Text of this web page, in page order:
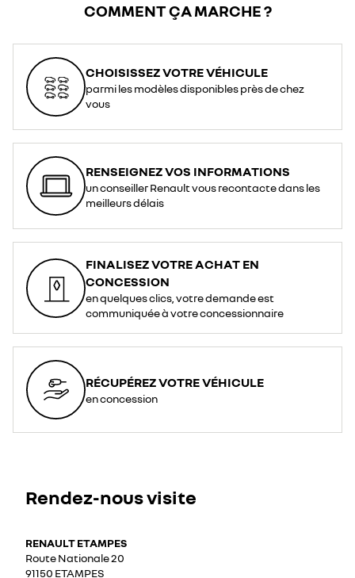
COMMENT ÇA MARCHE ?
CHOISISSEZ VOTRE VÉHICULE
parmi les modèles disponibles près de chez
vous
RENSEIGNEZ VOS INFORMATIONS
un conseiller Renault vous recontacte dans les
meilleurs délais
FINALISEZ VOTRE ACHAT EN
CONCESSION
en quelques clics, votre demande est
communiquée à votre concessionnaire
RÉCUPÉREZ VOTRE VÉHICULE
en concession
Rendez-nous visite
RENAULT ETAMPES
Route Nationale 20
91150 ETAMPES